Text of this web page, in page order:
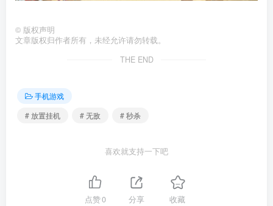
© 版权声明
文章版权归作者所有，未经允许请勿转载。
THE END
手机游戏
# 放置挂机
# 无敌 # 秒杀
喜欢就支持一下吧
点赞0 分享 收藏